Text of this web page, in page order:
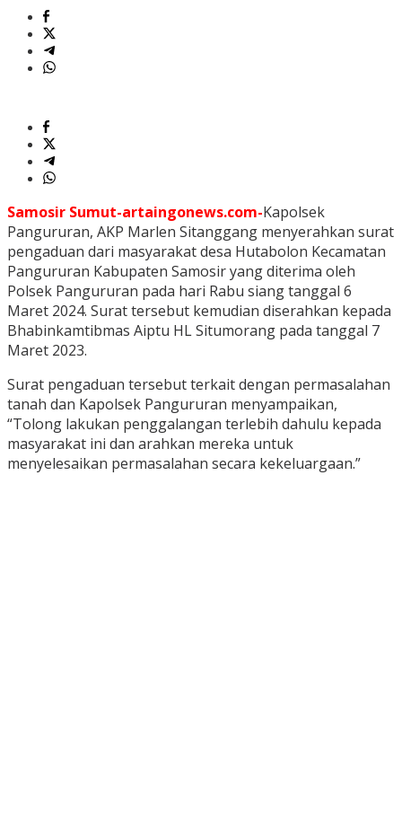
Samosir Sumut-artaingonews.com-Kapolsek
Pangururan, AKP Marlen Sitanggang menyerahkan surat
pengaduan dari masyarakat desa Hutabolon Kecamatan
Pangururan Kabupaten Samosir yang diterima oleh
Polsek Pangururan pada hari Rabu siang tanggal 6
Maret 2024. Surat tersebut kemudian diserahkan kepada
Bhabinkamtibmas Aiptu HL Situmorang pada tanggal 7
Maret 2023.
Surat pengaduan tersebut terkait dengan permasalahan
tanah dan Kapolsek Pangururan menyampaikan,
“Tolong lakukan penggalangan terlebih dahulu kepada
masyarakat ini dan arahkan mereka untuk
menyelesaikan permasalahan secara kekeluargaan.”